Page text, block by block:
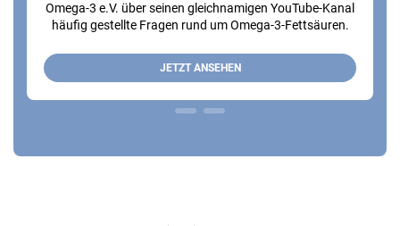
Omega-3 e.V. über seinen gleichnamigen YouTube-Kanal
häufig gestellte Fragen rund um Omega-3-Fettsäuren.
JETZT ANSEHEN